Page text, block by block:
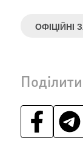
ОФІЦІЙНІ